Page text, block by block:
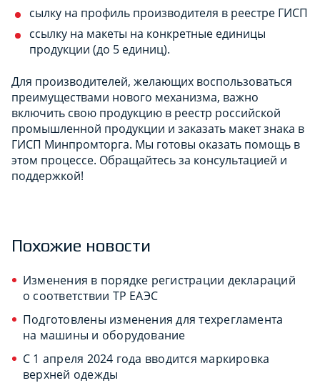
сылку на профиль производителя в реестре ГИСП
ссылку на макеты на конкретные единицы
продукции (до 5 единиц).
Для производителей, желающих воспользоваться
преимуществами нового механизма, важно
включить свою продукцию в реестр российской
промышленной продукции и заказать макет знака в
ГИСП Минпромторга. Мы готовы оказать помощь в
этом процессе. Обращайтесь за консультацией и
поддержкой!
Похожие новости
Изменения в порядке регистрации деклараций
о соответствии ТР ЕАЭС
Подготовлены изменения для техрегламента
на машины и оборудование
С 1 апреля 2024 года вводится маркировка
верхней одежды